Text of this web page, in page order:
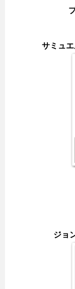
サミュ
ジョ